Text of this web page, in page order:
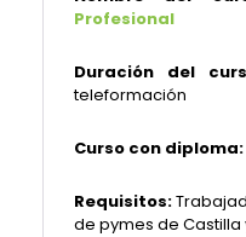
Profesional
Duración del
teleformación
Curso con diploma:
Requisitos:
de pymes de Castilla